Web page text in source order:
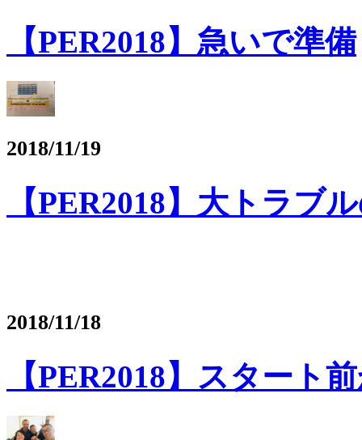
【PER2018】急いで準備
2018/11/19
【PER2018】大トラブ
2018/11/18
【PER2018】スタート